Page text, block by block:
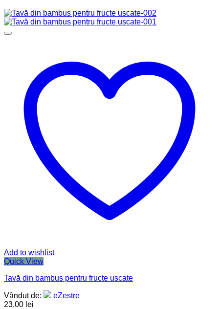
Add to wishlist
Quick View
Tavă din bambus pentru fructe uscate
Vândut de:
eZestre
23,00 lei